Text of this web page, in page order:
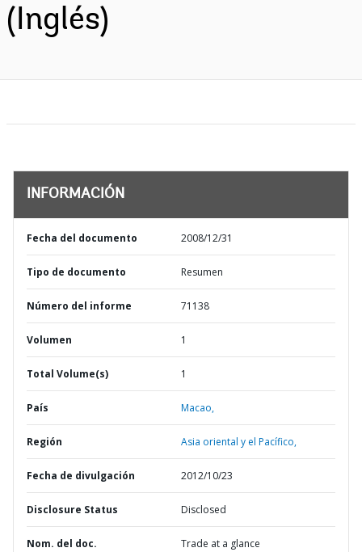
(Inglés)
INFORMACIÓN
Fecha del documento 2008/12/31
Tipo de documento Resumen
Número del informe 71138
Volumen 1
Total Volume(s) 1
País Macao,
Región Asia oriental y el Pacífico,
Fecha de divulgación 2012/10/23
Disclosure Status Disclosed
Nom. del doc. Trade at a glance